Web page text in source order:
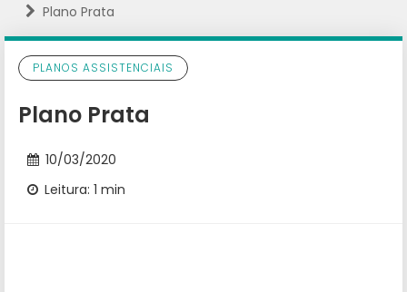
Plano Prata
PLANOS ASSISTENCIAIS
Plano Prata
10/03/2020
Leitura: 1 min